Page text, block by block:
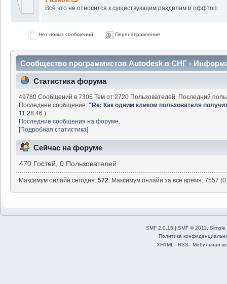
Всё что не относится к существующим разделам и оффтоп.
Нет новых сообщений Перенаправление
Сообщество программистов Autodesk в СНГ -
Статистика форума
49780 Сообщений в 7305 Тем от 2720 Пользователей. Последний
Последнее сообщение:"Re: Как одним кликом пользователя
11:28:46 )
Последние сообщения на форуме.
[Подробная статистика]
Сейчас на форуме
470 Гостей, 0 Пользователей
Максимум онлайн сегодня:572. Максимум онлайн за все время: 7557
SMF 2.0.15 | SMF © 2011
Simple
Политика
XHTML
RSS Мобильная